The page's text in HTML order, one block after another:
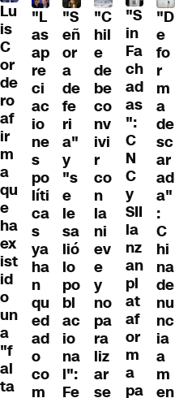
Lu
is
C
or
de
ro
af
ir
m
a
qu
e
ha
ex
ist
id
o
un
a
"f
al
ta
"L
as
ap
re
ci
ac
io
ne
s
po
líti
ca
s
ya
ha
n
qu
ed
ad
o
co
m
"S
eñ
or
a
de
fe
ri
a"
y
"s
e
le
sa
lió
lo
po
bl
ac
io
na
l":
Fe
"C
hil
e
de
be
co
nv
ivi
r
co
n
la
ni
ev
e
y
no
pa
ra
liz
ar
se
"S
in
Fa
ch
ad
as
":
C
N
C
y
SII
la
nz
an
pl
at
af
or
m
a
pa
"D
e
fo
r
m
a
de
sc
ar
ad
a"
:
C
hi
na
de
nu
nc
ia
a
m
en